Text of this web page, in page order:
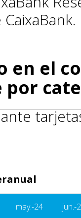
en el
por
may.-24 jun.-